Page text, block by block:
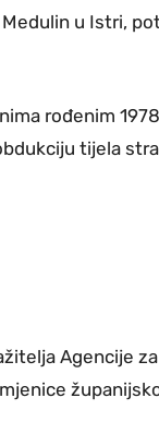
u Istri,
rođenim
tijela
Agencije